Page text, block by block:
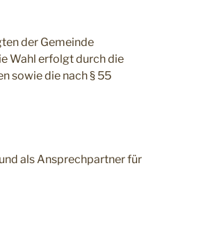
der Gemeinde
Wahl erfolgt durch die
sowie die nach § 55
als Ansprechpartner für